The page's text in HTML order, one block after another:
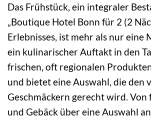
Das Frühstück, ein integraler
„Boutique Hotel Bonn für 2 (2
Erlebnisses, ist mehr als nur eine
ein kulinarischer Auftakt in den
frischen, oft regionalen
und bietet eine Auswahl, die den
Geschmäckern gerecht wird. Von
und Gebäck über eine Auswahl